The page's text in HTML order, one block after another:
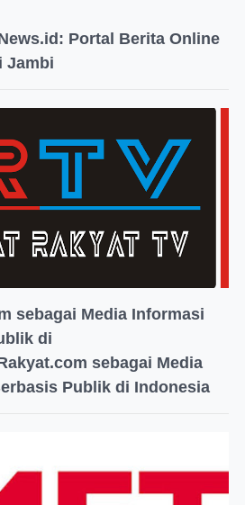
Portal Berita Online
Jambi
sebagai Media Informasi
di
sebagai Media
Publik di Indonesia